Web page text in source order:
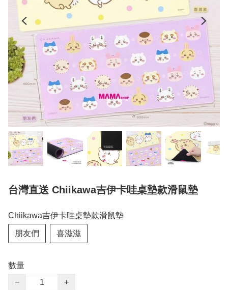
台灣直送 Chiikawa吉伊卡哇桌墊款滑鼠墊
Chiikawa吉伊卡哇桌墊款滑鼠墊
朋友們 喜滋滋
數量
−
+